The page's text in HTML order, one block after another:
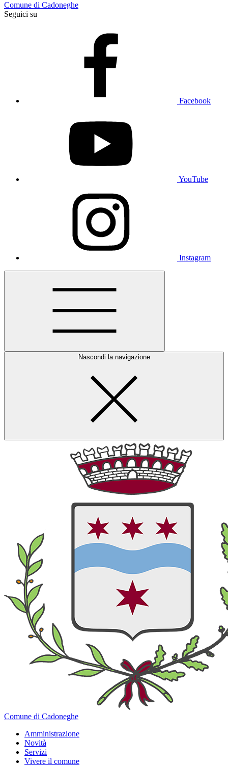
Comune di Cadoneghe
Seguici su
Facebook
YouTube
Instagram
Nascondi la navigazione
Comune di Cadoneghe
Amministrazione
Novità
Servizi
Vivere il comune